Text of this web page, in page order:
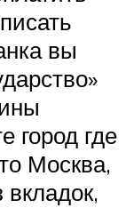
вы
город где
Москва,